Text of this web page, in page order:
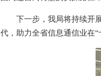
下一步，我局将持续开
代，助力全省信息通信业在“